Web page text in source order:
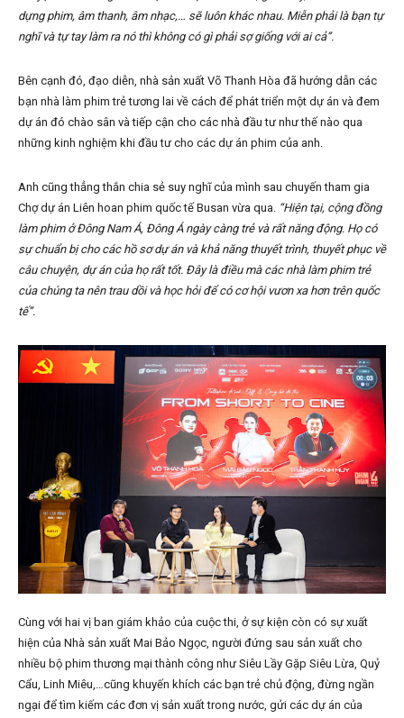
dựng phim, âm thanh, âm nhạc,… sẽ luôn khác nhau. Miễn phải là bạn tự
nghĩ và tự tay làm ra nó thì không có gì phải sợ giống với ai cả”.
Bên cạnh đó, đạo diễn, nhà sản xuất Võ Thanh Hòa đã hướng dẫn các
bạn nhà làm phim trẻ tương lai về cách để phát triển một dự án và đem
dự án đó chào sân và tiếp cận cho các nhà đầu tư như thế nào qua
những kinh nghiệm khi đầu tư cho các dự án phim của anh.
Anh cũng thẳng thắn chia sẻ suy nghĩ của mình sau chuyến tham gia
Chợ dự án Liên hoan phim quốc tế Busan vừa qua. “Hiện tại, cộng đồng
làm phim ở Đông Nam Á, Đông Á ngày càng trẻ và rất năng động. Họ có
sự chuẩn bị cho các hồ sơ dự án và khả năng thuyết trình, thuyết phục về
câu chuyện, dự án của họ rất tốt. Đây là điều mà các nhà làm phim trẻ
của chúng ta nên trau dồi và học hỏi để có cơ hội vươn xa hơn trên quốc
tế”.
Cùng với hai vị ban giám khảo của cuộc thi, ở sự kiện còn có sự xuất
hiện của Nhà sản xuất Mai Bảo Ngọc, người đứng sau sản xuất cho
nhiều bộ phim thương mại thành công như Siêu Lầy Gặp Siêu Lừa, Quỷ
Cẩu, Linh Miêu,…cũng khuyến khích các bạn trẻ chủ động, đừng ngần
ngại để tìm kiếm các đơn vị sản xuất trong nước, gửi các dự án của